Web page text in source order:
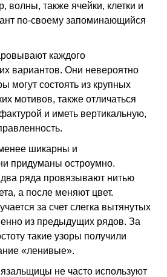
также ячейки, клетки и
по-своему запоминающийся
каждого
вариантов. Они невероятно
могут состоять из крупных
мотивов, также отличаться
и иметь вертикальную,
шикарны и
придуманы остроумно.
ряда провязывают нитью
а после меняют цвет.
за счет слегка вытянутых
из предыдущих рядов. За
такие узоры получили
«ленивые».
не часто используют